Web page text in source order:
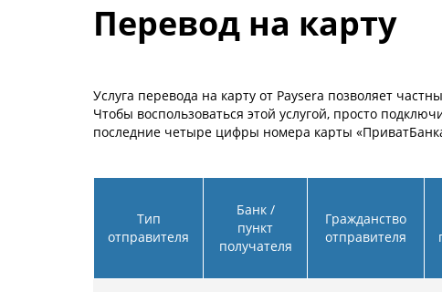
Перевод на карту
Услуга перевода на карту от Paysera позволяет
Чтобы воспользоваться этой услугой, просто
последние четыре цифры номера карты
Тип
отправителя
Банк /
пункт
получателя
Гражданство
отправителя